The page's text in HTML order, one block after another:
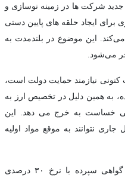
جدید شرکت ها در زمینه نوسازی و
برای ایجاد حلقه های پایین دستی
این موضوع در بلندمدت به
می‌شود.
کنونی نیازمند حمایت دولت است،
به همین دلیل در تخصیص ارز به
خساست به خرج می دهد. این
نتوانند به موقع مواد اولیه
نیکواقبال با نگاهی به سیاست انتشار گواهی سپرده با نرخ ۳۰ درصدی